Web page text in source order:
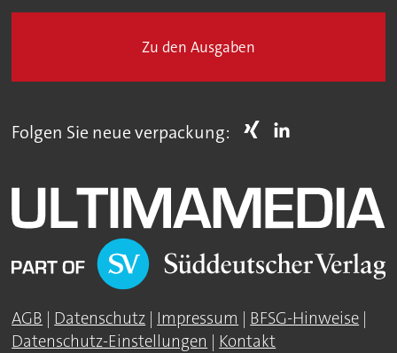
Zu den Ausgaben
Folgen Sie neue verpackung:
AGB | Datenschutz | Impressum | BFSG-Hinweise |
Datenschutz-Einstellungen | Kontakt